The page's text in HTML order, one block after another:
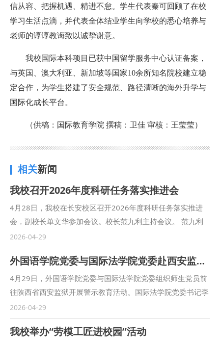
信从容、把握机遇、精进不怠。学生代表秦可回顾了在校
学习生活点滴，并代表全体结业学生向学校的悉心培养与
老师的谆谆教诲致以诚挚谢意。
我校国际本科项目已获中国留学服务中心认证备案，
与英国、澳大利亚、新加坡等国家10余所知名院校建立稳
定合作，为学生搭建了安全规范、路径清晰的海外升学与
国际化成长平台。
（供稿：国际教育学院 撰稿：卫佳 审核：王莹莹）
相关新闻
我校召开2026年度科研任务落实推进会
4月28日，我校在长安校区召开2026年度科研任务落实推进
会，副校长单文华参加会议。校长范九利主持会议。 范九利
指出，在“十五五”规划开局之年，学校优化科研任务分配机
制，依据学院规模、科研机构数量精准核定任务，为完成年度
科研经费目标、推动科研工作高质量发展奠定了基础。他强
调，要压实主体责任，严格科研机构考核与退出机制，以科研
夯实学科建设根基；统筹科研攻关与社会服务，推动国家级项
目与横向项目协同突破；激发科研创新活力，优化激励政策、
培育青年人才，助力学校“双一流”建设。 单文华表示，学校始
终坚持学科立校、人才引领、以人为本、科研铸魂，统筹推进
2026-04-29
外国语学院党委与国际法学院党委赴西安监狱开展警示教育党建联建活动
4月29日，外国语学院党委与国际法学院党委组织师生党员前
往陕西省西安监狱开展警示教育活动。国际法学院党委书记李
立、外国语学院党委书记陈梦琦等师生党员代表共40余人参加
活动。 通过实地参观监狱、聆听专业讲解以及服刑人员现身
说法等沉浸式形式，让师生党员切身感受到党纪国法的威严及
2026-04-29
我校举办“劳模工匠进校园”活动